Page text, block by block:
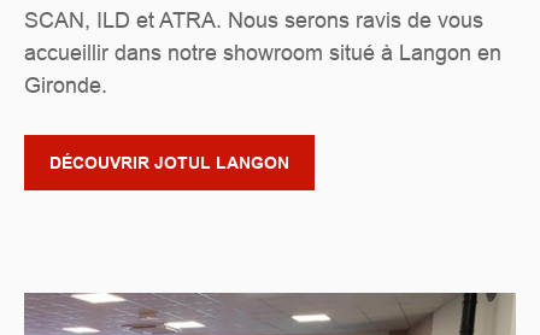
SCAN, ILD et ATRA. Nous serons ravis de vous
accueillir dans notre showroom situé à Langon en
Gironde.
DÉCOUVRIR JOTUL LANGON